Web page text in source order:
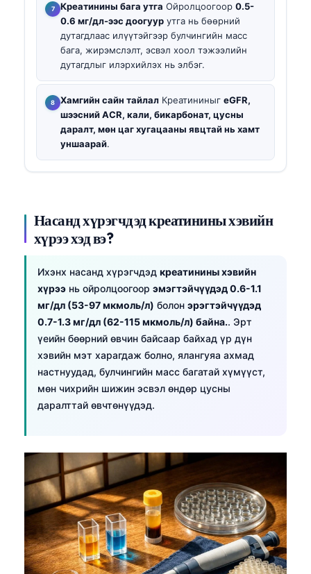
Креатинины бага утга Ойролцоогоор 0.5-
0.6 мг/дл-ээс доогуур утга нь бөөрний
дутагдлаас илүүтэйгээр булчингийн масс
бага, жирэмслэлт, эсвэл хоол тэжээлийн
дутагдлыг илэрхийлэх нь элбэг.
Хамгийн сайн тайлал Креатининыг eGFR,
шээсний ACR, кали, бикарбонат, цусны
даралт, мөн цаг хугацааны явцтай нь хамт
уншаарай.
Насанд хүрэгчдэд креатинины хэвийн
хүрээ хэд вэ?
Ихэнх насанд хүрэгчдэд креатинины хэвийн
хүрээ нь ойролцоогоор эмэгтэйчүүдэд 0.6-1.1
мг/дл (53-97 мкмоль/л) болон эрэгтэйчүүдэд
0.7-1.3 мг/дл (62-115 мкмоль/л) байна.. Эрт
үеийн бөөрний өвчин байсаар байхад үр дүн
хэвийн мэт харагдаж болно, ялангуяа ахмад
настнуудад, булчингийн масс багатай хүмүүст,
мөн чихрийн шижин эсвэл өндөр цусны
даралттай өвчтөнүүдэд.